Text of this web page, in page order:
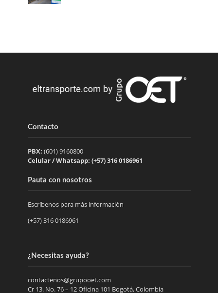
Contacto
PBX: (601) 9160800
Celular / Whatsapp: (+57) 316 0186961
Pauta con nosotros
Escríbenos para más información
(+57) 316 0186961
¿Necesitas ayuda?
contactenos@grupooet.com
Cr 13. No. 76 – 12 Oficina 101 Bogotá, Colombia